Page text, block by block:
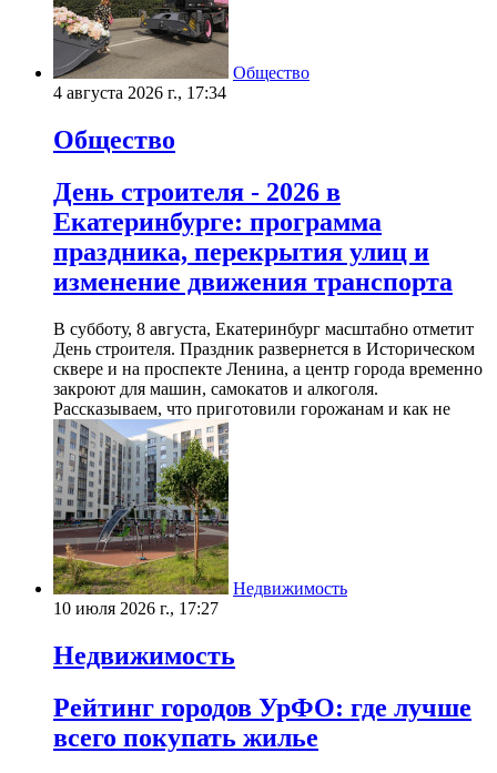
Общество
4 августа 2026 г., 17:34
Общество
День строителя - 2026 в
Екатеринбурге: программа
праздника, перекрытия улиц и
изменение движения транспорта
В субботу, 8 августа, Екатеринбург масштабно отметит
День строителя. Праздник развернется в Историческом
сквере и на проспекте Ленина, а центр города временно
закроют для машин, самокатов и алкоголя.
Рассказываем, что приготовили горожанам и как не
Недвижимость
10 июля 2026 г., 17:27
Недвижимость
Рейтинг городов УрФО: где лучше
всего покупать жилье